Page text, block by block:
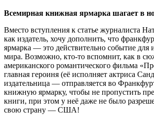
Всемирная книжная ярмарка шагает в
Вместо вступления к статье журналиста
как издатель, хочу дополнить, что
ярмарка — это действительно событие для
мира. Возможно, кто-то вспомнит, как в
американского романтического фильма
главная героиня (её исполняет актриса
издательница — отправляется во
книжную ярмарку, чтобы не пропустить
книги, при этом у неё даже не было
свою страну — США!